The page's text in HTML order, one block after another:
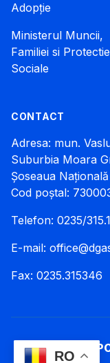
Adopție
Ministerul Muncii,
Familiei si
Sociale
CONTACT
Adresa: mun.
Suburbia Moara
Șoseaua
Cod poștal:
Telefon: 0235/
E-mail:
Fax: 0235.315346
© 2026
RO